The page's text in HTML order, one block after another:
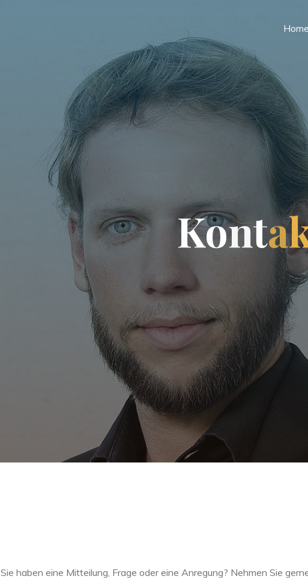
Home
Konta
Sie haben eine Mitteilung, Frage oder eine Anregung? Nehmen Sie